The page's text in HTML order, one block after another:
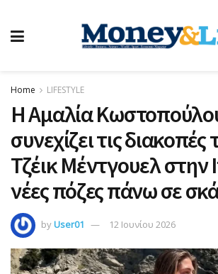
Home LIFESTYLE
Η Αμαλία
συνεχίζει τις διακοπές
Τζέικ Μέντγουελ στην
νέες πόζες πάνω σε
byUser01 12 Ιουνίου 2026